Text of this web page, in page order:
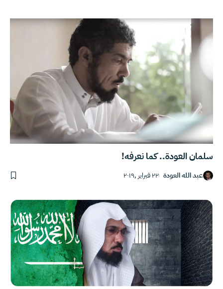
سلمان العودة.. كما نعرفه!
عبد الله العودة ٢٢ فبراير ,٢٠١٩